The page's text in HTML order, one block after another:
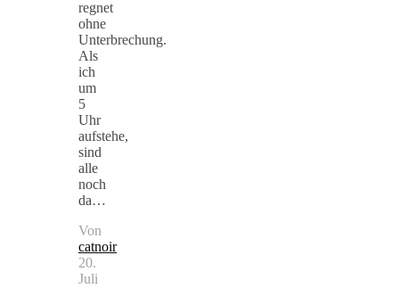
regnet
ohne
Unterbrechung.
Als
ich
um
5
Uhr
aufstehe,
sind
alle
noch
da…
Von
catnoir
20.
Juli